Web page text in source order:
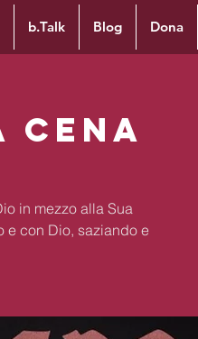
b.Talk Blog Dona
in mezzo alla Sua
e con Dio, saziando e